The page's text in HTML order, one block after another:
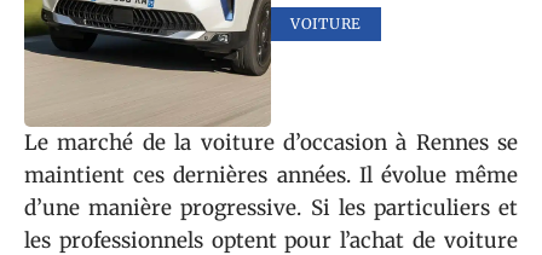
VOITURE
Le marché de la voiture d’occasion à Rennes se
maintient ces dernières années. Il évolue même
d’une manière progressive. Si les particuliers et
les professionnels optent pour l’achat de voiture